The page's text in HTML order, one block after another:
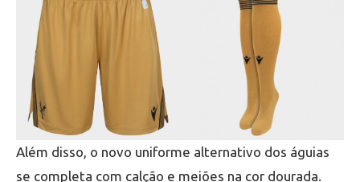
Além disso, o novo uniforme alternativo dos águias
se completa com calção e meiões na cor dourada.